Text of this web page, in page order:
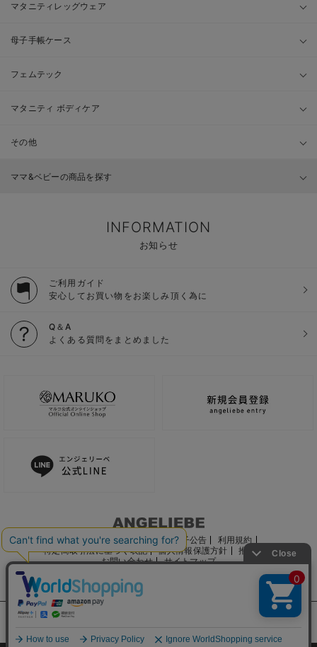
マタニティレッグウェア
母子手帳ケース
フェムテック
マタニティ ボディケア
その他
ママ&ベビーの商品を探す
INFORMATION
お知らせ
ご利用ガイド
安心してお買い物をお楽しみ頂く為に
Q＆A
よくある質問をまとめました
ご利用ガイド 会社概要 電子公告
利用規約
特定商取引法に基づく表記
個人情報保護方針
推奨環境
お問い合わせ
サイトマップ
サイト内の文章、画像などの著作物はマルコ株式会社に属します。